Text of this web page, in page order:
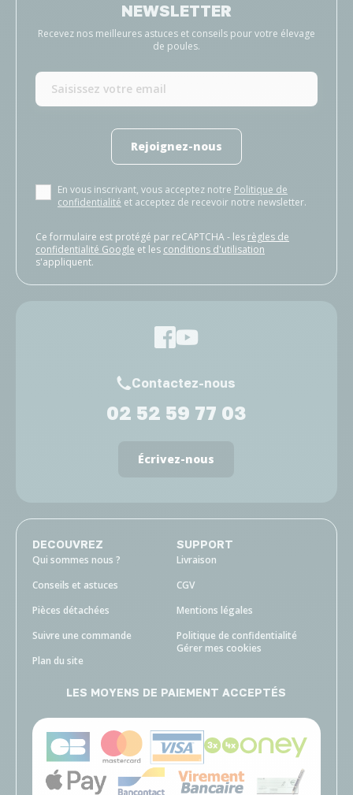
NEWSLETTER
Recevez nos meilleures astuces et conseils pour votre élevage
de poules.
Rejoignez-nous
En vous inscrivant, vous acceptez notre Politique de
confidentialité et acceptez de recevoir notre newsletter.
Ce formulaire est protégé par reCAPTCHA - les règles de
confidentialité Google et les conditions d'utilisation
s'appliquent.
Contactez-nous
02 52 59 77 03
Écrivez-nous
DECOUVREZ
Qui sommes nous ?
Conseils et astuces
Pièces détachées
Suivre une commande
Plan du site
SUPPORT
Livraison
CGV
Mentions légales
Politique de confidentialité
Gérer mes cookies
LES MOYENS DE PAIEMENT ACCEPTÉS